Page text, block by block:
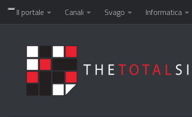
Salta al contenuto
Il portale Canali Svago Informatica